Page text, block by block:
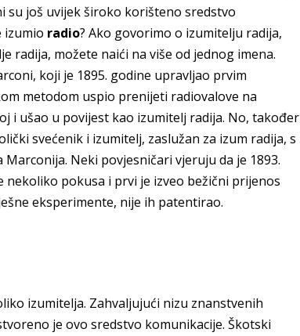
su još uvijek široko korišteno sredstvo
izumio radio? Ako govorimo o izumitelju radija,
radija, možete naići na više od jednog imena.
koji je 1895. godine upravljao prvim
metodom uspio prenijeti radiovalove na
i ušao u povijest kao izumitelj radija. No, također
svećenik i izumitelj, zaslužan za izum radija, s
Neki povjesničari vjeruju da je 1893.
nekoliko pokusa i prvi je izveo bežični prijenos
eksperimente, nije ih patentirao.
izumitelja. Zahvaljujući nizu znanstvenih
je ovo sredstvo komunikacije. Škotski